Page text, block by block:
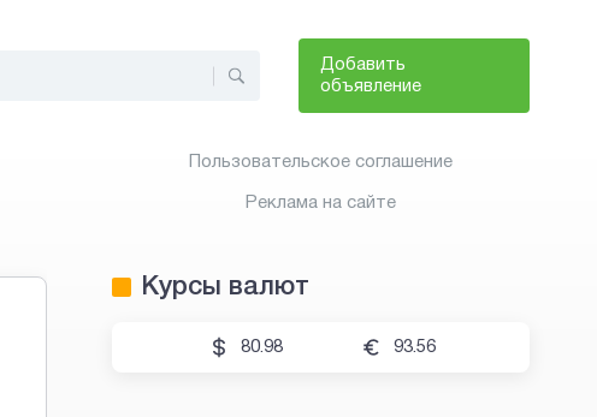
Добавить
объявление
Пользовательское соглашение
Реклама на сайте
Курсы валют
80.98 93.56